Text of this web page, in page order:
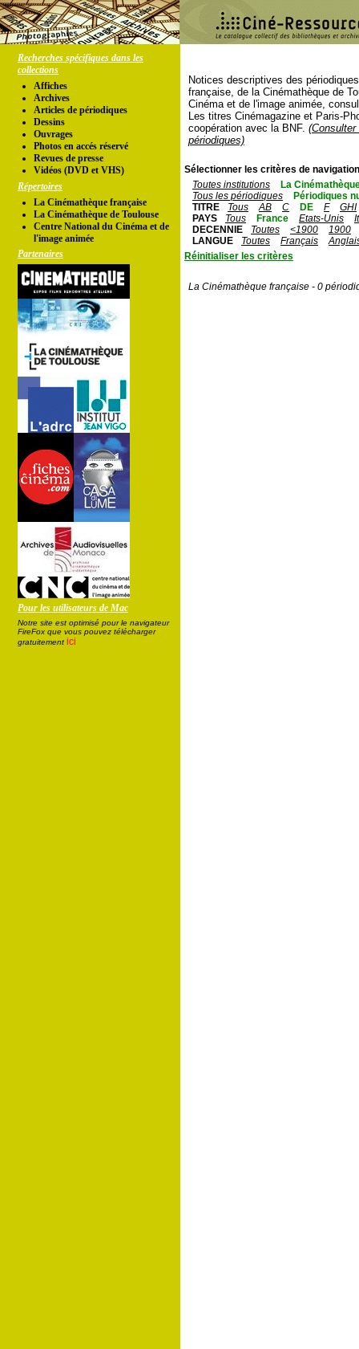
Recherches spécifiques dans les
collections
Affiches
Archives
Articles de périodiques
Dessins
Ouvrages
Photos en accés réservé
Revues de presse
Vidéos (DVD et VHS)
Répertoires
La Cinémathèque française
La Cinémathèque de Toulouse
Centre National du Cinéma et de
l'image animée
Partenaires
Pour les utilisateurs de Mac
Notre site est optimisé pour le navigateur
FireFox que vous pouvez télécharger
gratuitement ici
Notices descriptives des
française, de la Cinémathèque de
Cinéma et de l'image animée,
Les titres Cinémagazine et Paris-
coopération avec la BNF.
périodiques)
Sélectionner les critères de
Toutes institutions
La
Tous les périodiques
Périodiques
TITRE
Tous AB C DE F
GHI
PAYS
Tous France Etats-Unis
DECENNIE
Toutes <1900
1900
LANGUE
Toutes Français
Réinitialiser les critères
La Cinémathèque française - 0